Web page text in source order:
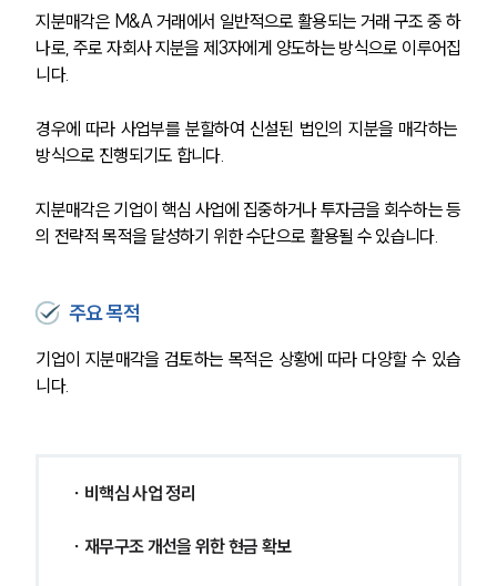
지분매각은 M&A 거래에서 일반적으로 활용되는 거래 구조 중 하
나로, 주로 자회사 지분을 제3자에게 양도하는 방식으로 이루어집
니다.
경우에 따라 사업부를 분할하여 신설된 법인의 지분을 매각하는
방식으로 진행되기도 합니다.
지분매각은 기업이 핵심 사업에 집중하거나 투자금을 회수하는 등
의 전략적 목적을 달성하기 위한 수단으로 활용될 수 있습니다.
주요 목적
기업이 지분매각을 검토하는 목적은 상황에 따라 다양할 수 있습
니다.
∙ 비핵심 사업 정리
∙ 재무구조 개선을 위한 현금 확보